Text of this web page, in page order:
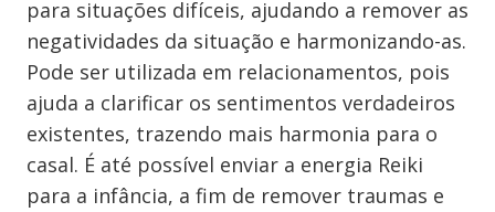
para situações difíceis, ajudando a remover as
negatividades da situação e harmonizando-as.
Pode ser utilizada em relacionamentos, pois
ajuda a clarificar os sentimentos verdadeiros
existentes, trazendo mais harmonia para o
casal. É até possível enviar a energia Reiki
para a infância, a fim de remover traumas e